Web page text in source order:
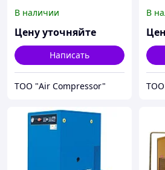
В наличии
Цену уточняйте
Написать
ТОО "Air Compressor"
В
ТОО